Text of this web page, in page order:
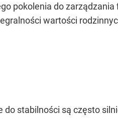
pokolenia do zarządzania
wartości
stabilności są często